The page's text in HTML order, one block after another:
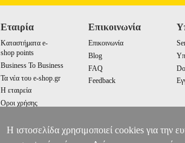
Εταιρία
Καταστήματα e-
shop points
Business To Business
Τα νέα του e-shop.gr
Η εταιρεία
Οροι χρήσης
Επικοινωνία
Επικοινωνία
Blog
FAQ
Feedback
Η ιστοσελίδα χρησιμοποιεί cookies για την